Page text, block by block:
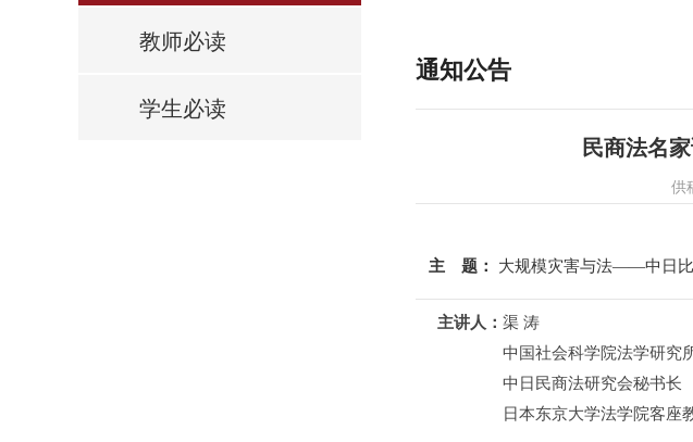
教师必读
学生必读
通知公告
民商法名
供
主 题： 大规模灾害与法——中日
主讲人： 渠 涛
中国社会科学院法学研究所
中日民商法研究会秘书长
日本东京大学法学院客座